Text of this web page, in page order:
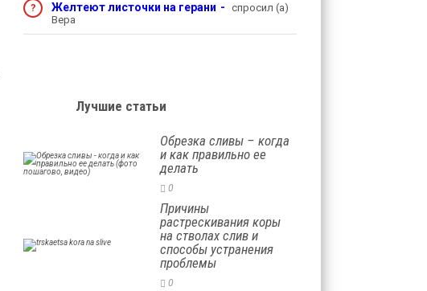
Желтеют листочки на герани
спросил (а)
Вера
Лучшие статьи
Обрезка сливы – когда
и как правильно ее
делать
0
Причины
растрескивания коры
на стволах слив и
способы устранения
проблемы
0